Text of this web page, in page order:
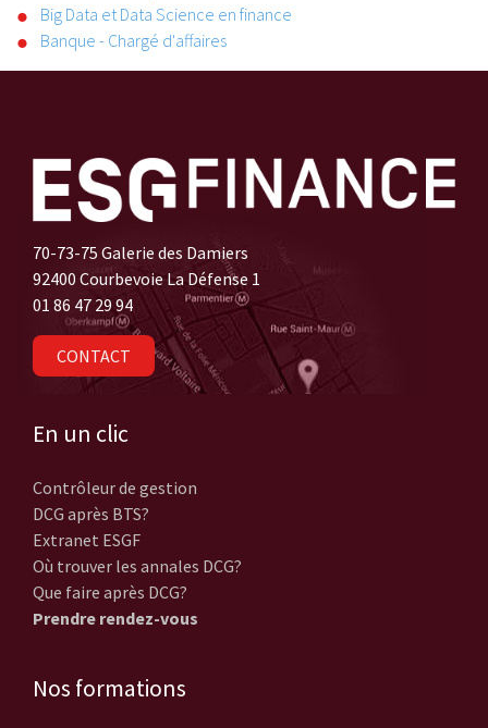
Big Data et Data Science en finance
Banque - Chargé d'affaires
70-73-75 Galerie des Damiers
92400 Courbevoie La Défense 1
01 86 47 29 94
CONTACT
En un clic
Contrôleur de gestion
DCG après BTS?
Extranet ESGF
Où trouver les annales DCG?
Que faire après DCG?
Prendre rendez-vous
Nos formations